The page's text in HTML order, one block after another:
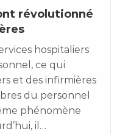
révolutionné
hospitaliers
ce qui
et des infirmières
du personnel
phénomène
il…